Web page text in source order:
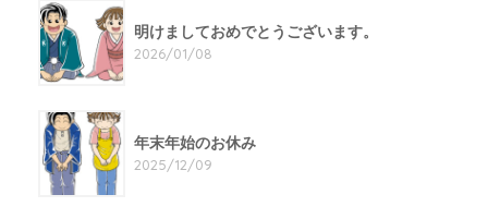
明けましておめでとうございます。
2026/01/08
年末年始のお休み
2025/12/09